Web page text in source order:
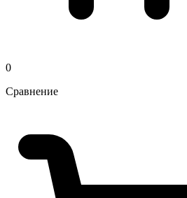
0
Сравнение